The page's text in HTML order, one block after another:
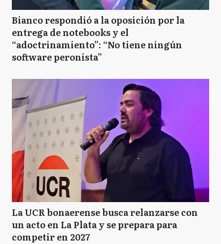
Bianco respondió a la oposición por la
entrega de notebooks y el
“adoctrinamiento”: “No tiene ningún
software peronista”
La UCR bonaerense busca relanzarse con
un acto en La Plata y se prepara para
competir en 2027